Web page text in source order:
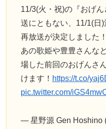
11/3(火・祝)の『おげ
送にともない、11/1(日
再放送が決定しました！
あの歌姫や豊豊さんな
場した前回のおげんさ
けます！ https://t.co/
pic.twitter.com/
— 星野源 Gen Hoshino